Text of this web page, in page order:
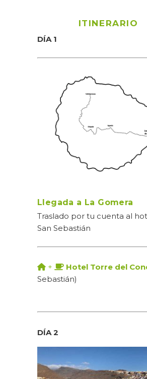
ITINERARIO
DÍA 1
Llegada a La Gomera
Traslado por tu cuenta al
San Sebastián
+ Hotel Torre del
Sebastián)
DÍA 2